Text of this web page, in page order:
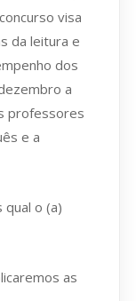
visa
da leitura e
dos
a
professores
e a
o (a)
as